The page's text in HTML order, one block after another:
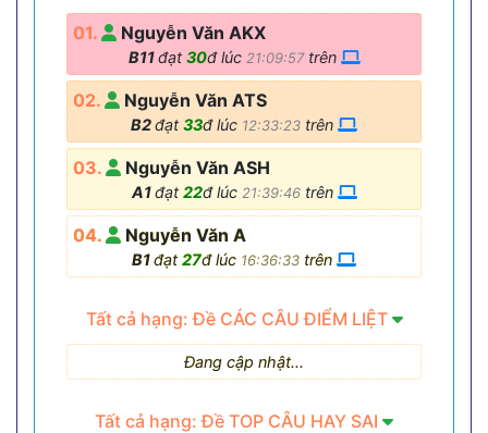
01. Nguyễn Văn AKX
B11đạt 30đ lúc 21:09:57trên
02. Nguyễn Văn ATS
B2đạt 33đ lúc 12:33:23 trên
03. Nguyễn Văn ASH
A1đạt 22đ lúc 21:39:46trên
04. Nguyễn Văn A
B1đạt27đ lúc 16:36:33 trên
Tất cả hạng: Đề CÁC CÂU ĐIỂM LIỆT
Đang cập nhật...
Tất cả hạng: Đề TOP CÂU HAY SAI